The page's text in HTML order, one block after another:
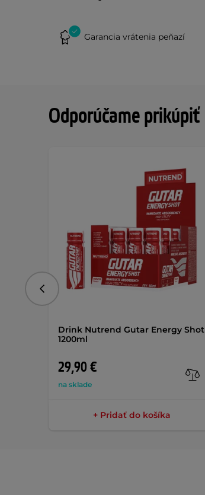
Garancia vrátenia peňazí
Odporúčame prikúpiť
Drink Nutrend Gutar Energy Shot
1200ml
29,90 €
na sklade
+ Pridať do košíka
Predchádzajúce